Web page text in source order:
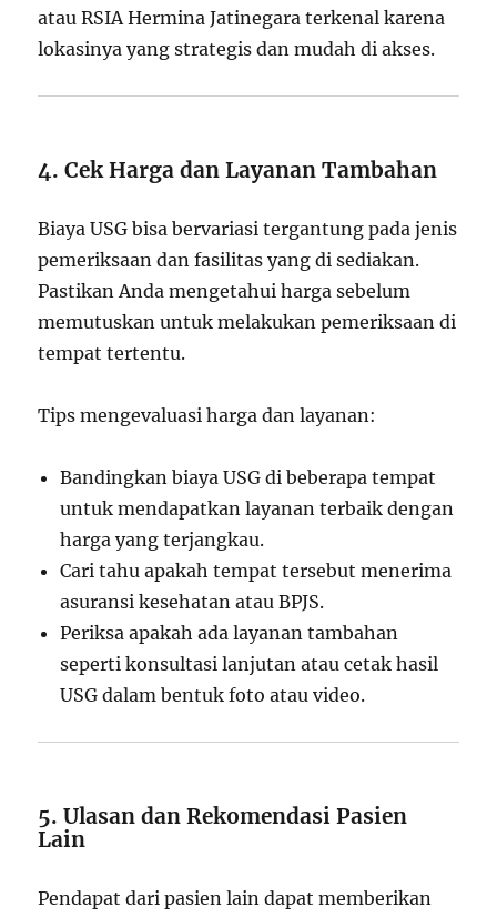
atau RSIA Hermina Jatinegara terkenal karena
lokasinya yang strategis dan mudah di akses.
4. Cek Harga dan Layanan Tambahan
Biaya USG bisa bervariasi tergantung pada jenis
pemeriksaan dan fasilitas yang di sediakan.
Pastikan Anda mengetahui harga sebelum
memutuskan untuk melakukan pemeriksaan di
tempat tertentu.
Tips mengevaluasi harga dan layanan:
Bandingkan biaya USG di beberapa tempat
untuk mendapatkan layanan terbaik dengan
harga yang terjangkau.
Cari tahu apakah tempat tersebut menerima
asuransi kesehatan atau BPJS.
Periksa apakah ada layanan tambahan
seperti konsultasi lanjutan atau cetak hasil
USG dalam bentuk foto atau video.
5. Ulasan dan Rekomendasi Pasien
Lain
Pendapat dari pasien lain dapat memberikan